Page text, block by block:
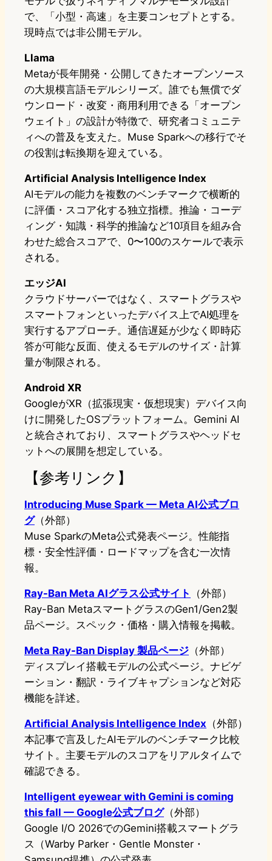
で、「小型・高速」を主要コンセプトとする。
現時点では非公開モデル。
Llama
Metaが長年開発・公開してきたオープンソース
の大規模言語モデルシリーズ。誰でも無償でダ
ウンロード・改変・商用利用できる「オープン
ウェイト」の設計が特徴で、研究者コミュニテ
ィへの普及を支えた。Muse Sparkへの移行でそ
の役割は転換期を迎えている。
Artificial Analysis Intelligence Index
AIモデルの能力を複数のベンチマークで横断的
に評価・スコア化する独立指標。推論・コーデ
ィング・知識・科学的推論など10項目を組み合
わせた総合スコアで、0〜100のスケールで表示
される。
エッジAI
クラウドサーバーではなく、スマートグラスや
スマートフォンといったデバイス上でAI処理を
実行するアプローチ。通信遅延が少なく即時応
答が可能な反面、使えるモデルのサイズ・計算
量が制限される。
Android XR
GoogleがXR（拡張現実・仮想現実）デバイス向
けに開発したOSプラットフォーム。Gemini AI
と統合されており、スマートグラスやヘッドセ
ットへの展開を想定している。
【参考リンク】
Introducing Muse Spark — Meta AI公式ブロ
グ（外部）
Muse SparkのMeta公式発表ページ。性能指
標・安全性評価・ロードマップを含む一次情
報。
Ray-Ban Meta AIグラス公式サイト
（外部）
Ray-Ban MetaスマートグラスのGen1/Gen2製
品ページ。スペック・価格・購入情報を掲載。
Meta Ray-Ban Display 製品ページ （外部）
ディスプレイ搭載モデルの公式ページ。ナビゲ
ーション・翻訳・ライブキャプションなど対応
機能を詳述。
Artificial Analysis Intelligence Index （外部）
本記事で言及したAIモデルのベンチマーク比較
サイト。主要モデルのスコアをリアルタイムで
確認できる。
Intelligent eyewear with Gemini is coming
this fall — Google公式ブログ（外部）
Google I/O 2026でのGemini搭載スマートグラ
ス（Warby Parker・Gentle Monster・